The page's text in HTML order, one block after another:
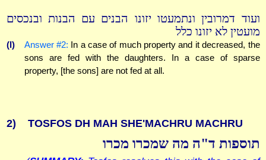
ועוד דמרובין ונתמעטו יזונו הבנים עם הבנות ובנכסים
מועטין לא יזונו כלל
(l) Answer #2: In a case of much property and it decreased, the
sons are fed with the daughters. In a case of sparse
property, [the sons] are not fed at all.
2) TOSFOS DH MAH SHE'MACHRU MACHRU
תוספות ד"ה מה שמכרו מכרו